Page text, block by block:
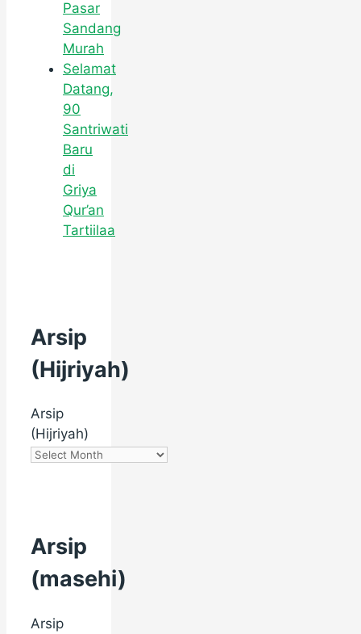
Pasar
Sandang
Murah
Selamat
Datang,
90
Santriwati
Baru
di
Griya
Qur’an
Tartiilaa
Arsip
(Hijriyah)
Arsip
(Hijriyah)
Arsip
(masehi)
Arsip